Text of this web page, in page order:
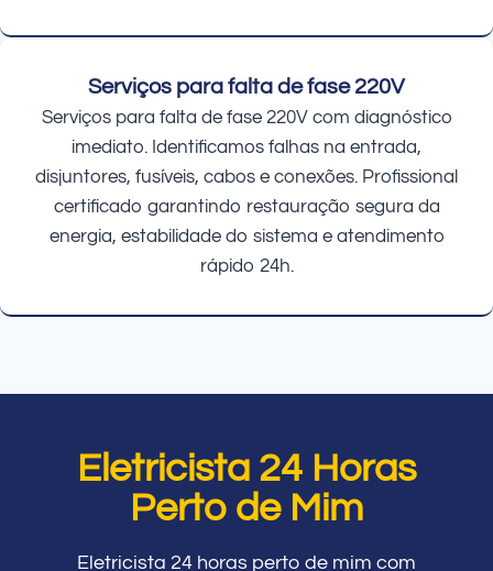
Serviços para falta de fase 220V
Serviços para falta de fase 220V com diagnóstico
imediato. Identificamos falhas na entrada,
disjuntores, fusíveis, cabos e conexões. Profissional
certificado garantindo restauração segura da
energia, estabilidade do sistema e atendimento
rápido 24h.
Eletricista 24 Horas
Perto de Mim
Eletricista 24 horas perto de mim com